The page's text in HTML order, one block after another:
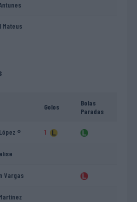
Mateus
Golos
Bolas
Paradas
® 1
Vargas